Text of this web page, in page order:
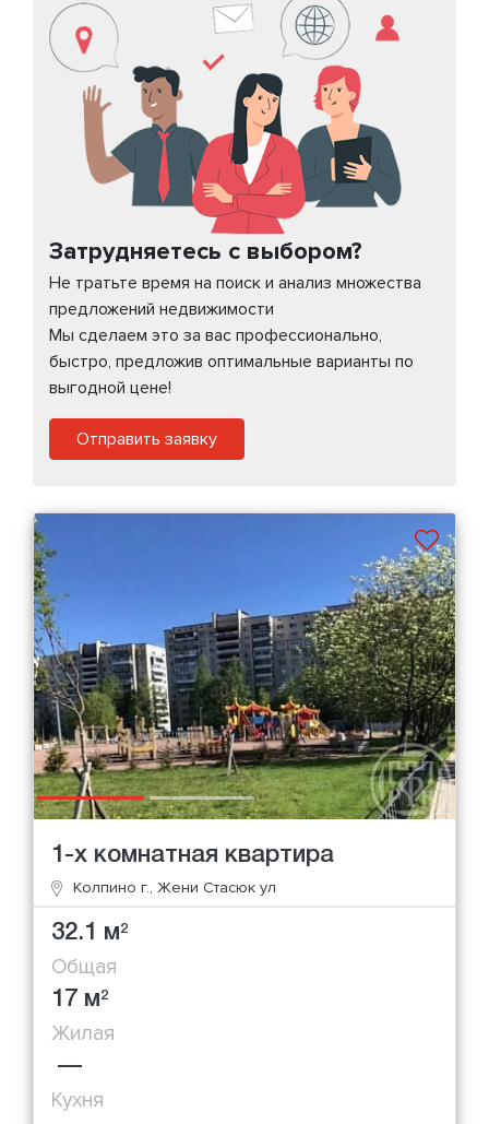
Затрудняетесь с выбором?
Не тратьте время на поиск и анализ множества
предложений недвижимости
Мы сделаем это за вас профессионально,
быстро, предложив оптимальные варианты по
выгодной цене!
Отправить заявку
1-х комнатная квартира
Колпино г., Жени Стасюк ул
32.1 м2
Общая
17 м2
Жилая
—
Кухня